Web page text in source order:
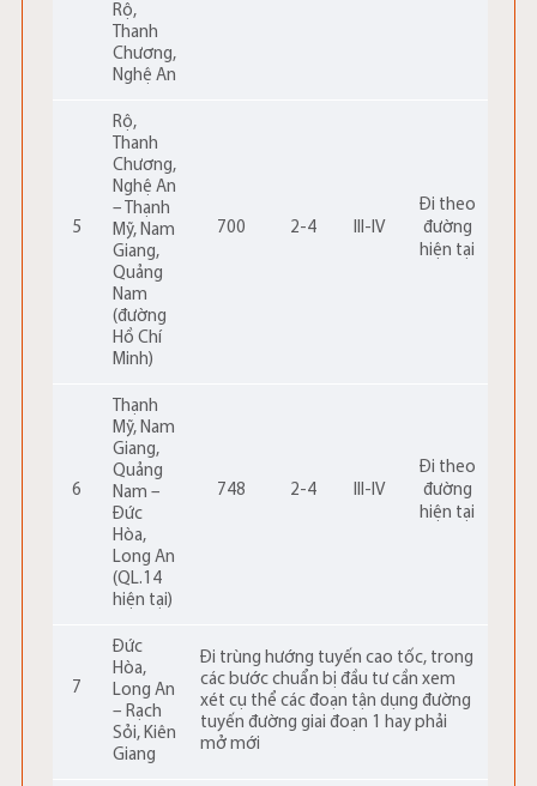
Rộ,
Thanh
Chương,
Nghệ An
5
Rộ,
Thanh
Chương,
Nghệ An
– Thạnh
Mỹ, Nam
Giang,
Quảng
Nam
(đường
Hồ Chí
Minh)
700 2-4 III-IV
Đi theo
đường
hiện tại
6
Thạnh
Mỹ, Nam
Giang,
Quảng
Nam –
Đức
Hòa,
Long An
(QL.14
hiện tại)
748 2-4 III-IV
Đi theo
đường
hiện tại
7
Đức
Hòa,
Long An
– Rạch
Sỏi, Kiên
Giang
Đi trùng hướng tuyến cao tốc, trong
các bước chuẩn bị đầu tư cần xem
xét cụ thể các đoạn tận dụng đường
tuyến đường giai đoạn 1 hay phải
mở mới